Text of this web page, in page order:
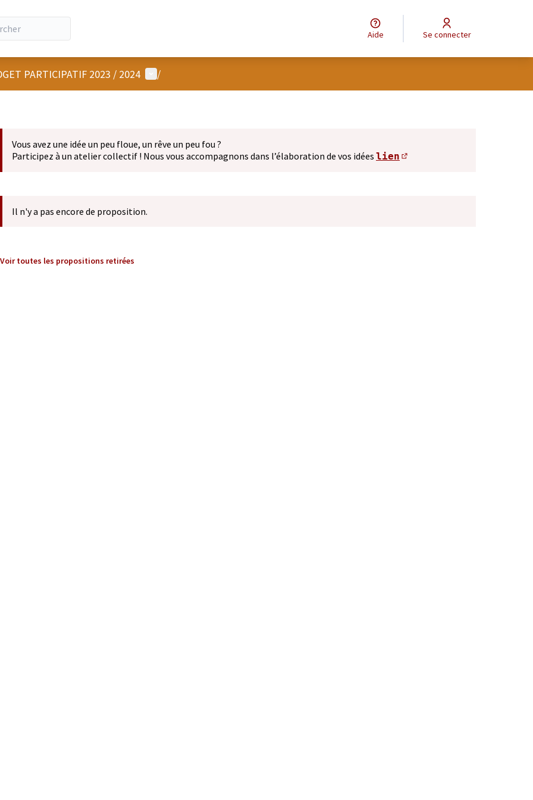
Aide Se connecter
PARTICIPATIF 2023 / 2024 Menu utilisateur
/
Vous avez une idée un peu floue, un rêve un peu fou ?
Participez à un atelier collectif ! Nous vous accompagnons dans l’élaboration de vos idées lien
Il n'y a pas encore de proposition.
Voir toutes les propositions retirées